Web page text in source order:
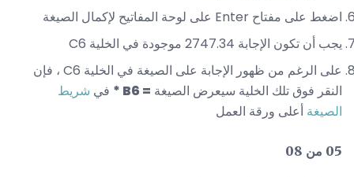
اضغط على مفتاح Enter على لوحة المفاتيح لإكمال الصيغة
يجب أن تكون الإجابة 2747.34 موجودة في الخلية C6
على الرغم من ظهور الإجابة على الصيغة في الخلية C6 ، فإن
النقر فوق تلك الخلية سيعرض الصيغة = B6 * في شريط
الصيغة أعلى ورقة العمل
05 من 08